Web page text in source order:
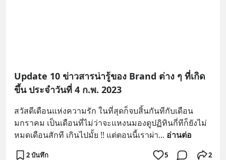
Update 10 ข่าวสารน่ารู้ของ Brand ต่าง ๆ ที่เกิด
ขึ้น ประจำวันที่ 4 ก.พ. 2023
สวัสดีเดือนแห่งความรัก ในที่สุดก็จบสิ้นกันทีกับเดือน
มกราคม เป็นเดือนที่ไม่ว่าจะแหงนมองดูปฏิทินกี่ทีก็ยังไม่
หมดเดือนสักที เกินไปมั้ย !! แต่ตอนนี้เราผ่า... อ่านต่อ
2 บันทึก 5 2